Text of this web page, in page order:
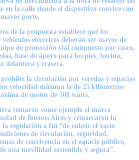
en la calle donde el dispositivo convive con
porte.
de la propuesta establece que los
eléctricos deberán ser mayor de
de protección vial compuesto por casco,
base de apoyo para los pies, bocina,
delantera y trasera.
la circulación por veredas y espacios
velocidad máxima la de 25 kilómetros
de motor de 500 watts.
tomaron como ejemplo el marco
de Buenos Aires y remarcaron la
regulación a fin “de cubrir el vacío
de circulación, seguridad,
de convivencia en el espacio público,
una movilidad sostenible y segura”.